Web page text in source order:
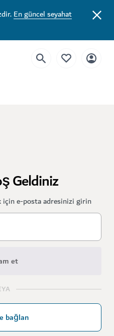
En güncel seyahat
Geldiniz
için e-posta adresinizi girin
et
bağlan